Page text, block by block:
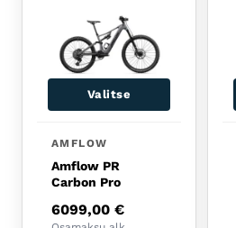
Valitse
AMFLOW
Amflow PR
Carbon Pro
6099,00 €